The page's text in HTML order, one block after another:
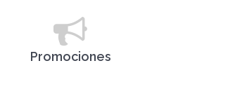
Promociones